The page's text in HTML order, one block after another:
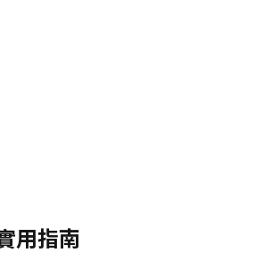
用指南